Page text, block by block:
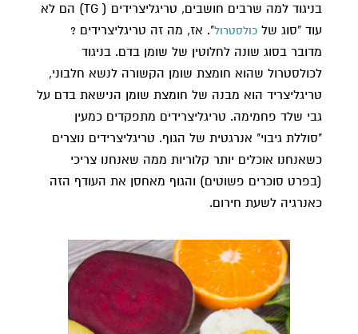
בניגוד למה שרבים חושבים, טריגליצרידים ( TG) הם לא
עוד "סוג של כולסטרול". אז, מה זה טריגליצרידים ?
מדובר בסוג שונה לחלוטין של שומן בדם. בניגוד
לכולסטרול שהוא חומצת שומן הקשורה לנשא חלבוני,
טריגליצריד הוא מבנה של חומצת שומן הנישאת בדם על
גבי שלד פחמימה. טריגליצרידים מתפקדים כמעין
"סוללת גיבוי" אנרגטית של הגוף. טריגליצרידים נוצרים
כשאנחנו אוכלים יותר קלוריות ממה שאנחנו צריכי
(בפרט סוכרים פשוטים) והגוף מאחסן את העודף הזה
כאנרגיה לשעת חירום.